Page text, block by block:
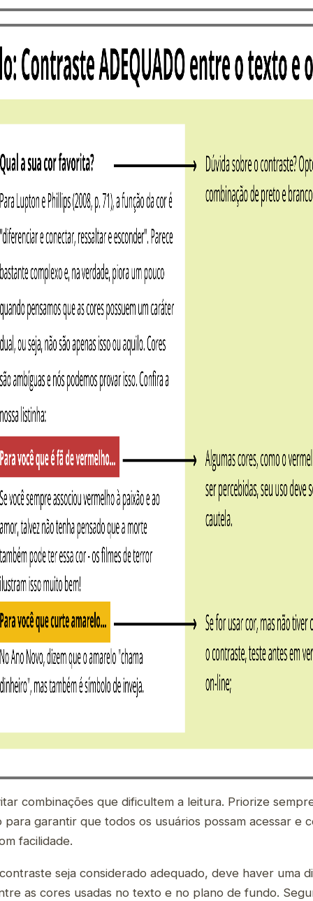
combinações que dificultem a leitura. Priorize
para garantir que todos os usuários possam acessar e
facilidade.
seja considerado adequado, deve haver uma
as cores usadas no texto e no plano de fundo.